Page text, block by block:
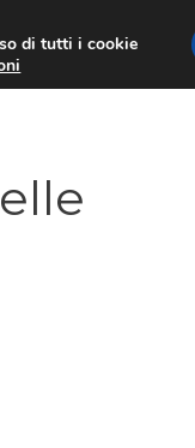
di tutti i cookie